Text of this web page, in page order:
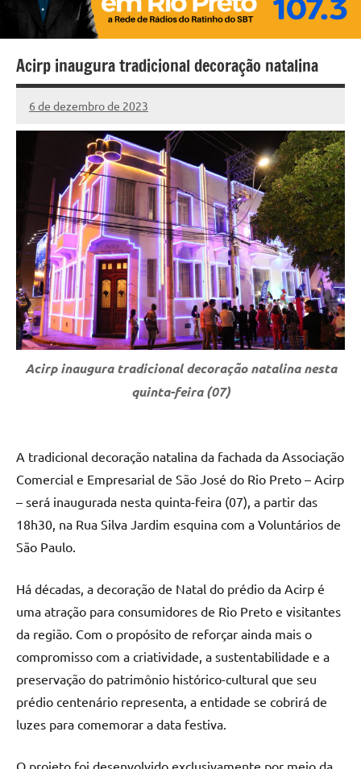
Acirp inaugura tradicional decoração natalina
6 de dezembro de 2023
Marcelo
Fachin
1
comentário
Acirp inaugura tradicional decoração natalina nesta
quinta-feira (07)
A tradicional decoração natalina da fachada da Associação
Comercial e Empresarial de São José do Rio Preto – Acirp
– será inaugurada nesta quinta-feira (07), a partir das
18h30, na Rua Silva Jardim esquina com a Voluntários de
São Paulo.
Há décadas, a decoração de Natal do prédio da Acirp é
uma atração para consumidores de Rio Preto e visitantes
da região. Com o propósito de reforçar ainda mais o
compromisso com a criatividade, a sustentabilidade e a
preservação do patrimônio histórico-cultural que seu
prédio centenário representa, a entidade se cobrirá de
luzes para comemorar a data festiva.